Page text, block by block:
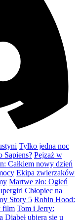
Tylko jedna noc
Sapiens? Pejzaż w
Całkiem nowy dzień
Ekipa zwierzaków
Martwe zło: Ogień
Chłopiec na
Story 5 Robin Hood:
film Tom i Jerry:
Diabeł ubiera się u